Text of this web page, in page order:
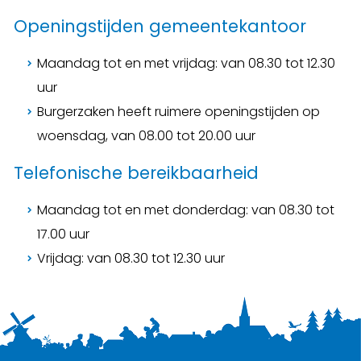
Openingstijden gemeentekantoor
Maandag tot en met vrijdag: van 08.30 tot 12.30
uur
Burgerzaken heeft ruimere openingstijden op
woensdag, van 08.00 tot 20.00 uur
Telefonische bereikbaarheid
Maandag tot en met donderdag: van 08.30 tot
17.00 uur
Vrijdag: van 08.30 tot 12.30 uur